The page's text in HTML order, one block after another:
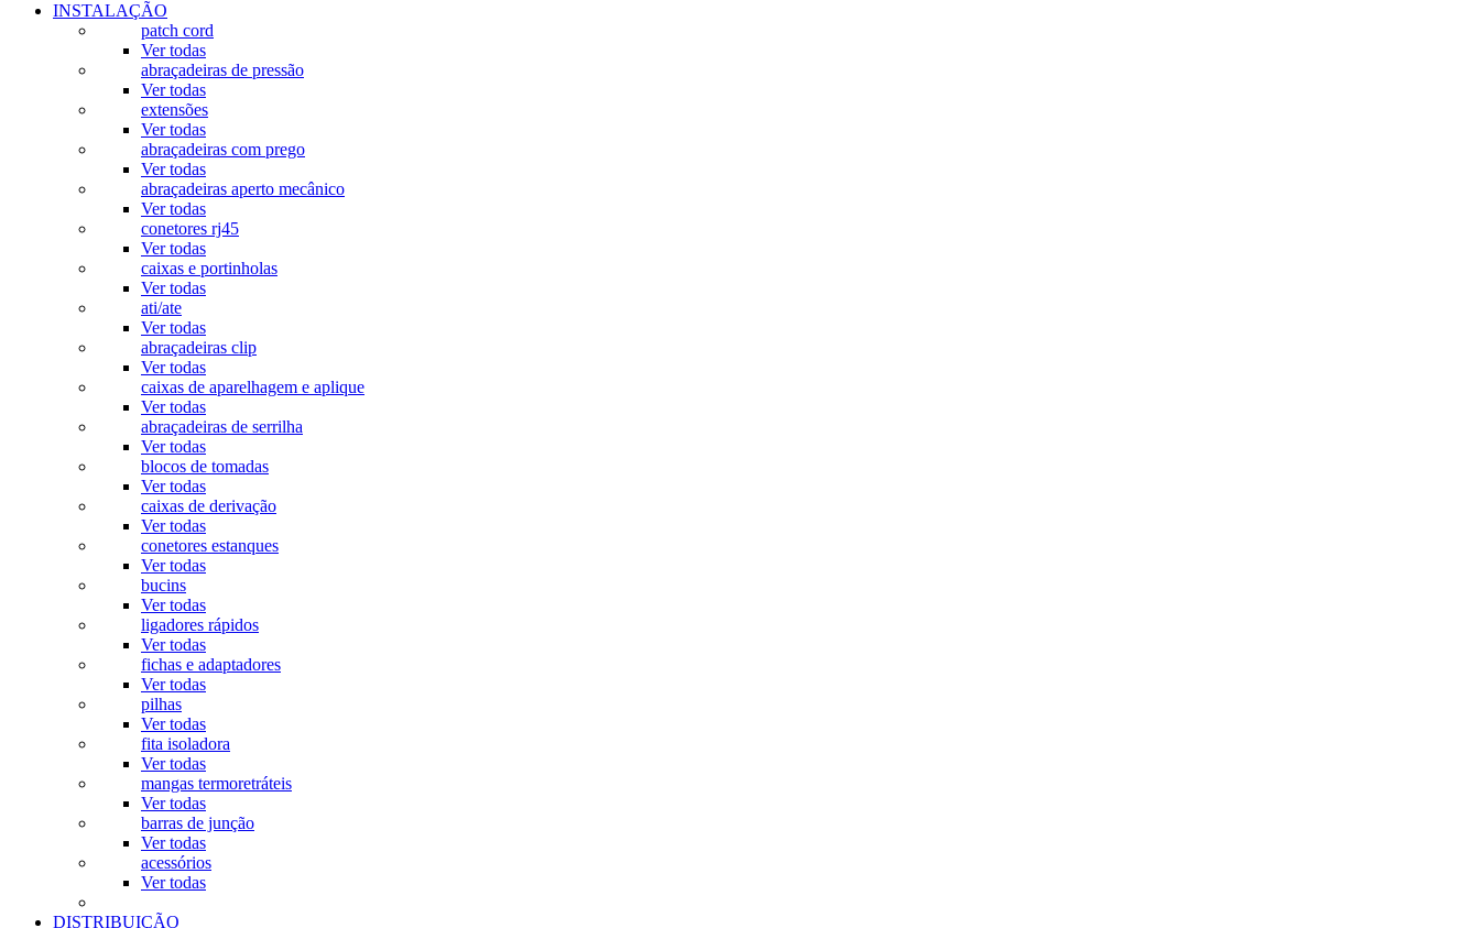
INSTALAÇÃO
patch cord
Ver todas
abraçadeiras de pressão
Ver todas
extensões
Ver todas
abraçadeiras com prego
Ver todas
abraçadeiras aperto mecânico
Ver todas
conetores rj45
Ver todas
caixas e portinholas
Ver todas
ati/ate
Ver todas
abraçadeiras clip
Ver todas
caixas de aparelhagem e aplique
Ver todas
abraçadeiras de serrilha
Ver todas
blocos de tomadas
Ver todas
caixas de derivação
Ver todas
conetores estanques
Ver todas
bucins
Ver todas
ligadores rápidos
Ver todas
fichas e adaptadores
Ver todas
pilhas
Ver todas
fita isoladora
Ver todas
mangas termoretráteis
Ver todas
barras de junção
Ver todas
acessórios
Ver todas
DISTRIBUIÇÃO